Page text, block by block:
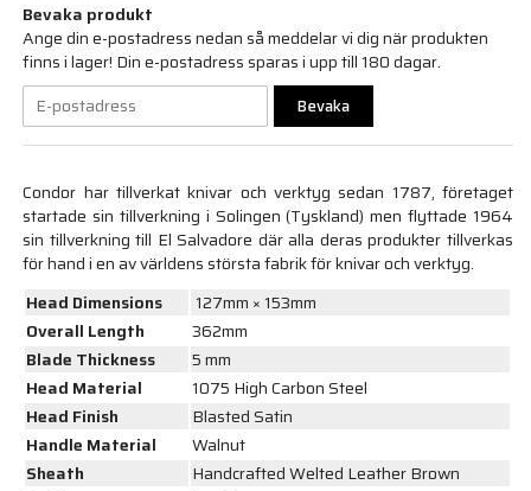
Bevaka produkt
Ange din e-postadress nedan så meddelar vi dig när produkten
finns i lager! Din e-postadress sparas i upp till 180 dagar.
Bevaka
Condor har tillverkat knivar och verktyg sedan 1787, företaget
startade sin tillverkning i Solingen (Tyskland) men flyttade 1964
sin tillverkning till El Salvadore där alla deras produkter tillverkas
för hand i en av världens största fabrik för knivar och verktyg.
Head Dimensions
127mm × 153mm
Overall Length
362mm
Blade Thickness
5 mm
Head Material
1075 High Carbon Steel
Head Finish
Blasted Satin
Handle Material
Walnut
Sheath
Handcrafted Welted Leather Brown